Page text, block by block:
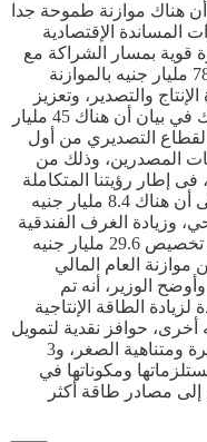
هناك موازنة طموحة جدا
المساندة الإقتصادية
قوية بمسار الشراكة مع
مجتمع الأعمال، موضحا أنه تم تخصيص 78 مليار جنيه بالموازنة
والتصدير، وتعزيز
تنافسية الاقتصاد المصري. وأضاف كجوك في بيان أن هناك 45 مليار
القطاع التصديري من أول
المصدرين، وذلك من
فى إطار رؤيتنا المتكاملة
لتعزيز النمو الإقتصادي. وأشار كجوك، إلى أن هناك 8.4 مليار جنيه
وزيادة الغرف الفندقية
لإستيعاب المزيد من السائحين، لافتا إلى تخصيص 29.6 مليار جنيه
الصناعي بمعدل نمو 69% عن موازنة العام المالي
الوزير، أنه تم
لزيادة الطاقة الإنتاجية
و5 مليارات جنيه أخرى، حوافز نقدية لتمويل
مبادرات المشروعات المتوسطة والصغيرة ومتناهية الصغر، و3
ومكوناتها في
إلى مصادر طاقة أكثر